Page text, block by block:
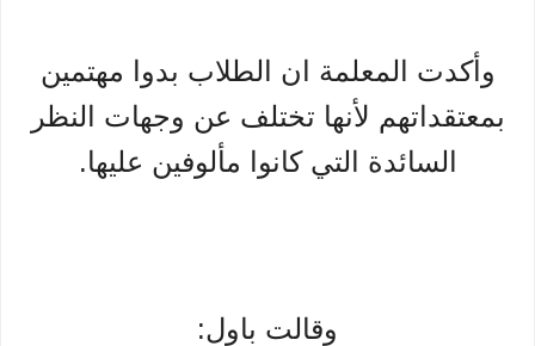
وأكدت المعلمة ان الطلاب بدوا مهتمين
بمعتقداتهم لأنها تختلف عن وجهات النظر
السائدة التي كانوا مألوفين عليها.
وقالت باول: